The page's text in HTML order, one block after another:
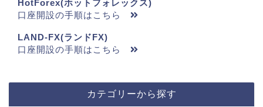
HotForex(ホットフォレックス)
口座開設の手順はこちら
LAND-FX(ランドFX)
口座開設の手順はこちら
カテゴリーから探す